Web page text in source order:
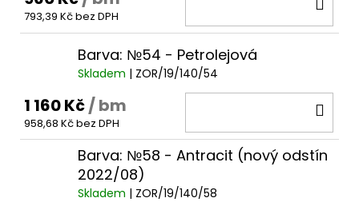
793,39 Kč bez DPH
Barva: №54 - Petrolejová
Skladem | ZOR/19/140/54
1 160 Kč/ bm
958,68 Kč bez DPH
Barva: №58 - Antracit (nový odstín
2022/08)
Skladem | ZOR/19/140/58